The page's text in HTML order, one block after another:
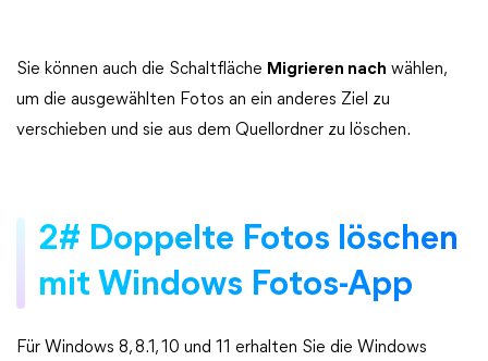
Sie können auch die Schaltfläche Migrieren nach wählen,
um die ausgewählten Fotos an ein anderes Ziel zu
verschieben und sie aus dem Quellordner zu löschen.
2# Doppelte Fotos löschen
mit Windows Fotos-App
Für Windows 8, 8.1, 10 und 11 erhalten Sie die Windows